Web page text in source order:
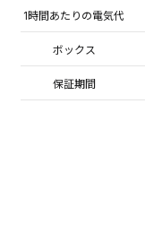
1時間あたりの電気代
ボックス
保証期間